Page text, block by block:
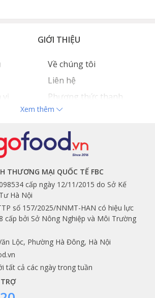
GIỚI THIỆU
Về chúng tôi
Liên hệ
Phương thức thanh
toán
Tuyển dụng
định
hàng
THEO DÕI NGAY
Facebook
Instagram
Youtube
Tiktok
Shopee
Xem thêm
THƯƠNG MẠI QUỐC TẾ FBC
cấp ngày 12/11/2015 do Sở Kế
Hà Nội
số 157/2025/NNMT-HAN có hiệu lực
cấp bởi Sở Nông Nghiệp và Môi Trường
Lộc, Phường Hà Đông, Hà Nội
tất cả các ngày trong tuần